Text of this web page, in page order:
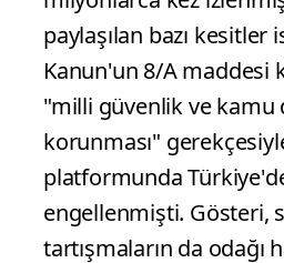
paylaşılan bazı kesitler
Kanun'un 8/A maddesi
"milli güvenlik ve kamu
korunması"
platformunda
engellenmişti. Gösteri,
tartışmaların da odağı